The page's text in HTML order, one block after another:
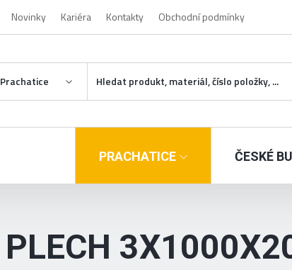
Novinky Kariéra Kontakty Obchodní podmínky
Prachatice
PRACHATICE ČESKÉ
PLECH